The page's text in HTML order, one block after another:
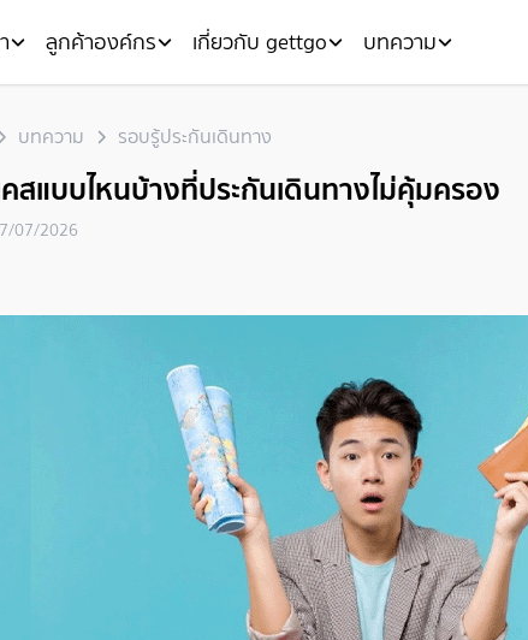
ลูกค้าองค์กร เกี่ยวกับ gettgo บทความ
บทความ รอบรู้ประกันเดินทาง
คสแบบไหนบ้างที่ประกันเดินทางไม่คุ้มครอง
07/2026